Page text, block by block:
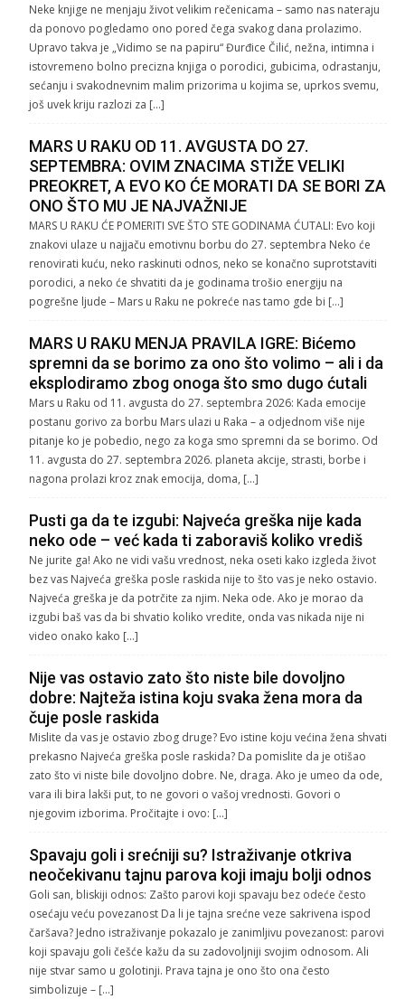
Neke knjige ne menjaju život velikim rečenicama – samo nas nateraju
da ponovo pogledamo ono pored čega svakog dana prolazimo.
Upravo takva je „Vidimo se na papiru“ Đurđice Čilić, nežna, intimna i
istovremeno bolno precizna knjiga o porodici, gubicima, odrastanju,
sećanju i svakodnevnim malim prizorima u kojima se, uprkos svemu,
još uvek kriju razlozi za […]
MARS U RAKU OD 11. AVGUSTA DO 27.
SEPTEMBRA: OVIM ZNACIMA STIŽE VELIKI
PREOKRET, A EVO KO ĆE MORATI DA SE BORI ZA
ONO ŠTO MU JE NAJVAŽNIJE
MARS U RAKU ĆE POMERITI SVE ŠTO STE GODINAMA ĆUTALI: Evo koji
znakovi ulaze u najjaču emotivnu borbu do 27. septembra Neko će
renovirati kuću, neko raskinuti odnos, neko se konačno suprotstaviti
porodici, a neko će shvatiti da je godinama trošio energiju na
pogrešne ljude – Mars u Raku ne pokreće nas tamo gde bi […]
MARS U RAKU MENJA PRAVILA IGRE: Bićemo
spremni da se borimo za ono što volimo – ali i da
eksplodiramo zbog onoga što smo dugo ćutali
Mars u Raku od 11. avgusta do 27. septembra 2026: Kada emocije
postanu gorivo za borbu Mars ulazi u Raka – a odjednom više nije
pitanje ko je pobedio, nego za koga smo spremni da se borimo. Od
11. avgusta do 27. septembra 2026. planeta akcije, strasti, borbe i
nagona prolazi kroz znak emocija, doma, […]
Pusti ga da te izgubi: Najveća greška nije kada
neko ode – već kada ti zaboraviš koliko vrediš
Ne jurite ga! Ako ne vidi vašu vrednost, neka oseti kako izgleda život
bez vas Najveća greška posle raskida nije to što vas je neko ostavio.
Najveća greška je da potrčite za njim. Neka ode. Ako je morao da
izgubi baš vas da bi shvatio koliko vredite, onda vas nikada nije ni
video onako kako […]
Nije vas ostavio zato što niste bile dovoljno
dobre: Najteža istina koju svaka žena mora da
čuje posle raskida
Mislite da vas je ostavio zbog druge? Evo istine koju većina žena shvati
prekasno Najveća greška posle raskida? Da pomislite da je otišao
zato što vi niste bile dovoljno dobre. Ne, draga. Ako je umeo da ode,
vara ili bira lakši put, to ne govori o vašoj vrednosti. Govori o
njegovim izborima. Pročitajte i ovo: […]
Spavaju goli i srećniji su? Istraživanje otkriva
neočekivanu tajnu parova koji imaju bolji odnos
Goli san, bliskiji odnos: Zašto parovi koji spavaju bez odeće često
osećaju veću povezanost Da li je tajna srećne veze sakrivena ispod
čaršava? Jedno istraživanje pokazalo je zanimljivu povezanost: parovi
koji spavaju goli češće kažu da su zadovoljniji svojim odnosom. Ali
nije stvar samo u golotinji. Prava tajna je ono što ona često
simbolizuje – […]